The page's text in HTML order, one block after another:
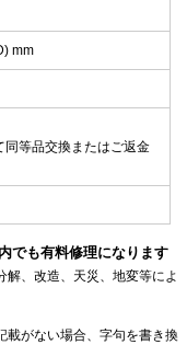
mm
等品交換またはご返金
でも有料修理になります
解、改造、天災、地変等によ
載がない場合、字句を書き換